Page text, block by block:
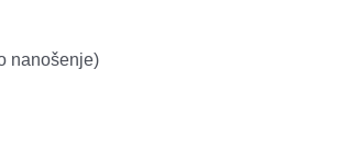
nanošenje)